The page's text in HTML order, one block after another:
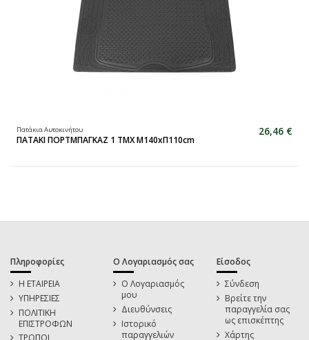
Πατάκια Αυτοκινήτου
ΠΑΤΑΚΙ ΠΟΡΤΜΠΑΓΚΑΖ 1 ΤΜΧ Μ140xΠ110cm
26,46 €
Πληροφορίες
Η ΕΤΑΙΡΕΙΑ
ΥΠΗΡΕΣΙΕΣ
ΠΟΛΙΤΙΚΗ
ΕΠΙΣΤΡΟΦΩΝ
Ο Λογαριασμός σας
Ο Λογαριασμός
μου
Διευθύνσεις
Ιστορικό
παραγγελιών
Είσοδος
Σύνδεση
Βρείτε την
παραγγελία σας
ως επισκέπτης
Χάρτης